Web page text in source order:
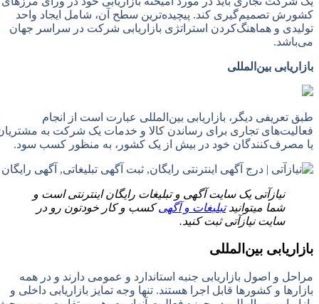
کافه استور
کشورش تصمیم‌گیری کند. پیچیده‌ترین سطح آن، شامل ایجاد واحد
تولیدی و هماهنگ‌کردن استراتژی بازاریابی شرکت در سراسر جهان
می‌باشد.
بازاریابی بین‌المللی
طبق تعریفی دیگر، بازاریابی بین‌المللی عبارت است از انجام
فعالیت‌های تجاری برای رساندن کالا و خدمات یک شرکت به مشتریان
یا مصرف‌کنندگان خود در بیش از یک کشور، به منظور کسب سود.
نیازآتی یک سایت آگهی و تبلیغات رایگان اینترنتی است و
شما میتوانیدتبلیغات و آگهی کسب و کار خودتون رو در
سایت نیازآتی ثبت کنید.
بازاریابی بین‌المللی
مراحل و اصول بازاریابی جنبه استاندارد و عمومی دارند و در همه
بازارها و کشورها قابل اجرا هستند. تنها وجه تمایز بازاریابی داخلی و